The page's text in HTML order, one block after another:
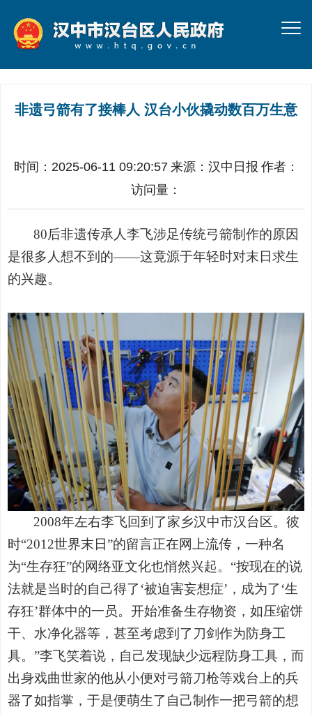
非遗弓箭有了接棒人 汉台小伙撬动数百万生意
时间：2025-06-11 09:20:57 来源： 汉中日报 作者：
访问量：
80后非遗传承人李飞涉足传统弓箭制作的原因
是很多人想不到的——这竟源于年轻时对末日求生
的兴趣。
2008年左右李飞回到了家乡汉中市汉台区。彼
时“2012世界末日”的留言正在网上流传，一种名
为“生存狂”的网络亚文化也悄然兴起。 “按现在的说
法就是当时的自己得了‘被迫害妄想症’ ，成为了‘生
存狂’群体中的一员。开始准备生存物资，如压缩饼
干、水净化器等，甚至考虑到了刀剑作为防身工
具。 ”李飞笑着说，自己发现缺少远程防身工具，而
出身戏曲世家的他从小便对弓箭刀枪等戏台上的兵
器了如指掌，于是便萌生了自己制作一把弓箭的想